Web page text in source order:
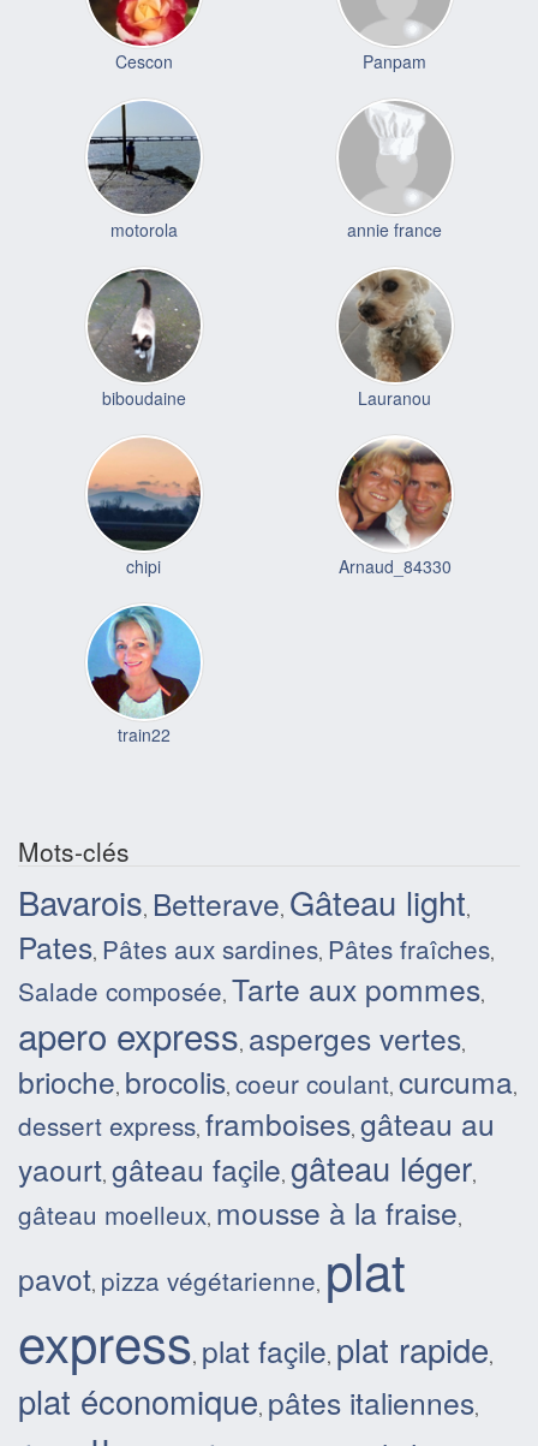
Cescon Panpam
motorola annie france
biboudaine Lauranou
chipi Arnaud_84330
train22
Mots-clés
Bavarois, Betterave, Gâteau light,
Pates, Pâtes aux sardines, Pâtes fraîches,
Salade composée, Tarte aux pommes,
apero express, asperges vertes,
brioche, brocolis, coeur coulant, curcuma,
dessert express, framboises, gâteau au
yaourt, gâteau façile, gâteau léger,
gâteau moelleux, mousse à la fraise,
pavot, pizza végétarienne, plat
express, plat façile, plat rapide,
plat économique, pâtes italiennes,